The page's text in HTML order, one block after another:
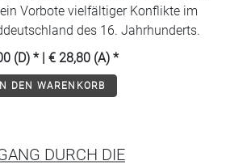
Vorbote vielfältiger Konflikte im
des 16. Jahrhunderts.
(D) * | € 28,80 (A) *
DEN WARENKORB
DURCH DIE